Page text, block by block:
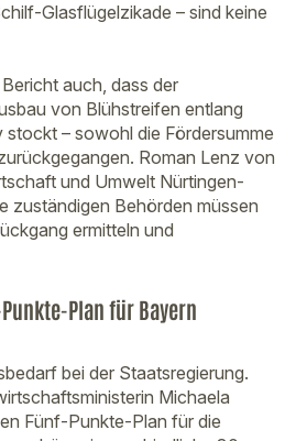
Glasflügelzikade – sind keine
auch, dass der
von Blühstreifen entlang
– sowohl die Fördersumme
Roman Lenz von
und Umwelt Nürtingen-
zuständigen Behörden müssen
ermitteln und
Plan für Bayern
bei der Staatsregierung.
Michaela
Fünf-Punkte-Plan für die